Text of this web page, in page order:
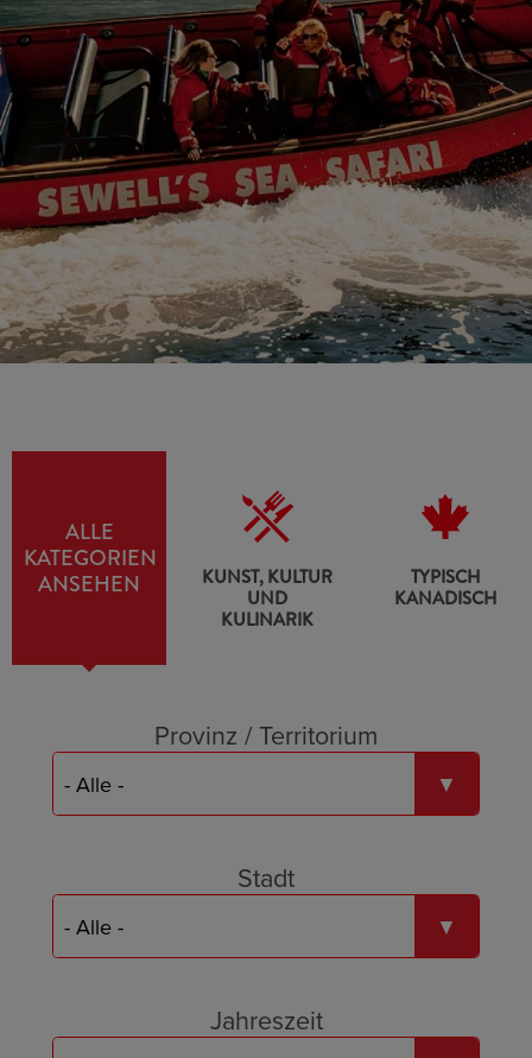
ALLE
KATEGORIEN
ANSEHEN
KUNST, KULTUR
UND
KULINARIK
TYPISCH
KANADISCH
Provinz / Territorium
Stadt
Jahreszeit